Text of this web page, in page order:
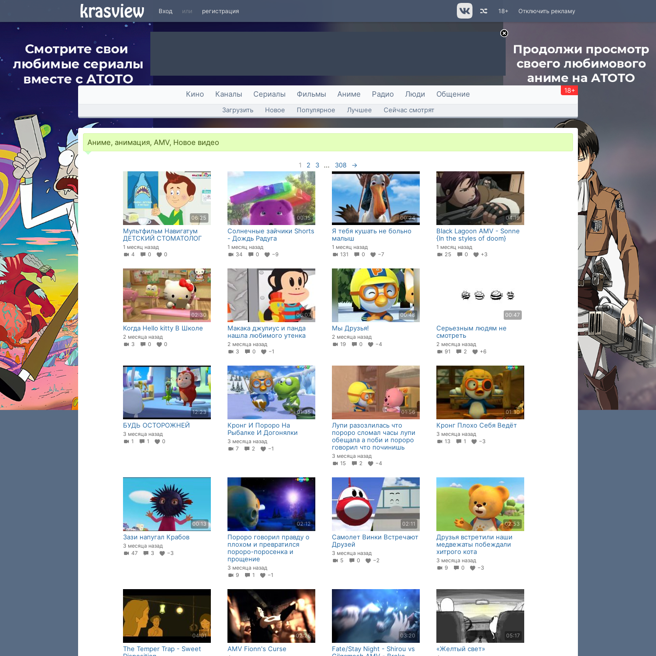
Вход или регистрация Отключить рекламу
18+
Кино Каналы Сериалы Фильмы Аниме Радио Люди Общение 18+
Загрузить Новое Популярное Лучшее Сейчас смотрят
Аниме, анимация, AMV, Новое видео
1 2 3 ... 308 →
06:25
Мультфильм Навигатум
ДЕТСКИЙ СТОМАТОЛОГ
1 месяц назад
4
0 0
00:15
Солнечные зайчики Shorts
- Дождь Радуга
1 месяц назад
34
0 −9
00:24
Я тебя кушать не больно
малыш
1 месяц назад
131
0 −7
04:19
Black Lagoon AMV - Sonne
{In the styles of doom}
1 месяц назад
25
0 +3
02:30
Когда Hello kitty В Школе
2 месяца назад
3
0 0
06:07
Макака джулиус и панда
нашла любимого утенка
2 месяца назад
3
0 −1
00:48
Мы Друзья!
2 месяца назад
19
0 −4
00:47
Серьезным людям не
смотреть
2 месяца назад
91
2 +6
12:23
БУДЬ ОСТОРОЖНЕЙ
3 месяца назад
1
1 0
01:35
Кронг И Пороро На
Рыбалке И Догонялки
3 месяца назад
7
2 −1
01:56
Лупи разозлилась что
пороро сломал часы лупи
обещала а поби и пороро
говорил что починишь
3 месяца назад
15
2 −4
01:30
Кронг Плохо Себя Ведёт
3 месяца назад
13
1 −3
00:13
Зази напугал Крабов
3 месяца назад
47
3 −3
02:12
Пороро говорил правду о
плохом и превратился
пороро-поросенка и
прощение
3 месяца назад
9
1 −1
02:11
Самолет Винки Встречают
Друзей
3 месяца назад
5
0 −2
02:53
Друзья встретили наши
медвежаты побеждали
хитрого кота
3 месяца назад
9
0 −3
04:01
The Temper Trap - Sweet
02:26
AMV Fionn's Curse
03:20
Fate/Stay Night - Shirou vs
05:17
«Желтый свет»